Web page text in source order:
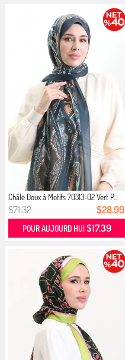
Châle Doux à Motifs 70313-02 Vert P...
$71.32 $28.99
POUR AUJOURD HUI $17.39